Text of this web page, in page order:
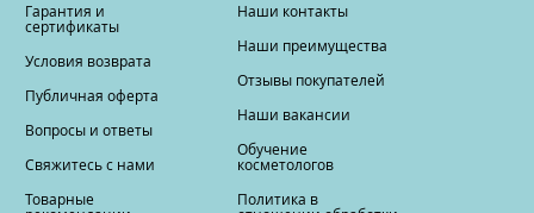
Гарантия и
сертификаты
Условия возврата
Публичная оферта
Вопросы и ответы
Свяжитесь с нами
Товарные
Наши контакты
Наши преимущества
Отзывы покупателей
Наши вакансии
Обучение
косметологов
Политика в